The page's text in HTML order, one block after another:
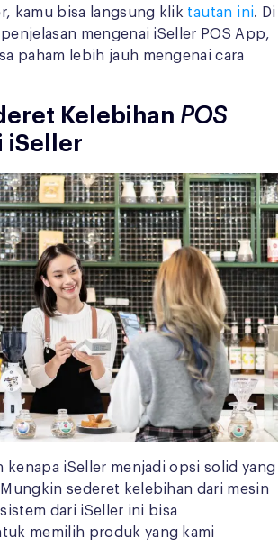
kamu bisa langsung klik tautan ini. Di
mengenai iSeller POS App,
paham lebih jauh mengenai cara
Kelebihan POS
iSeller
kenapa iSeller menjadi opsi solid yang
sederet kelebihan dari mesin
dari iSeller ini bisa
memilih produk yang kami